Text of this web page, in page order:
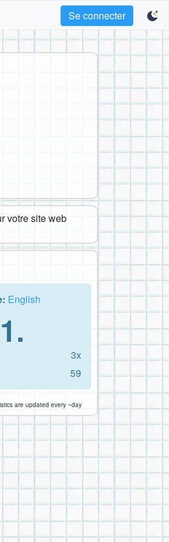
Se connecter
votre site web
English
3x
59
are updated every ~day